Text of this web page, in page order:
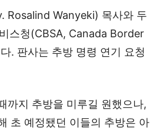
Rosalind Wanyeki) 목사와 두
스청(CBSA, Canada Border
. 판사는 추방 명령 연기 요청
까지 추방을 미루길 원했으나,
초 예정됐던 이들의 추방은 아